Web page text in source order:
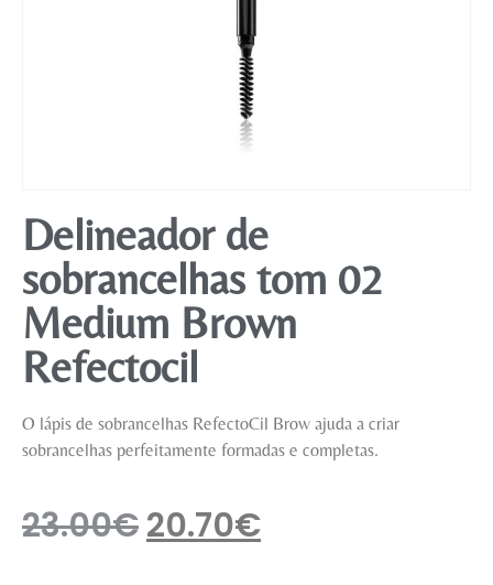
Delineador de
sobrancelhas tom 02
Medium Brown
Refectocil
O lápis de sobrancelhas RefectoCil Brow ajuda a criar
sobrancelhas perfeitamente formadas e completas.
23.00€20.70€